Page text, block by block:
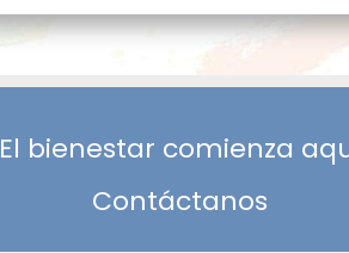
El bienestar comienza
Contáctanos